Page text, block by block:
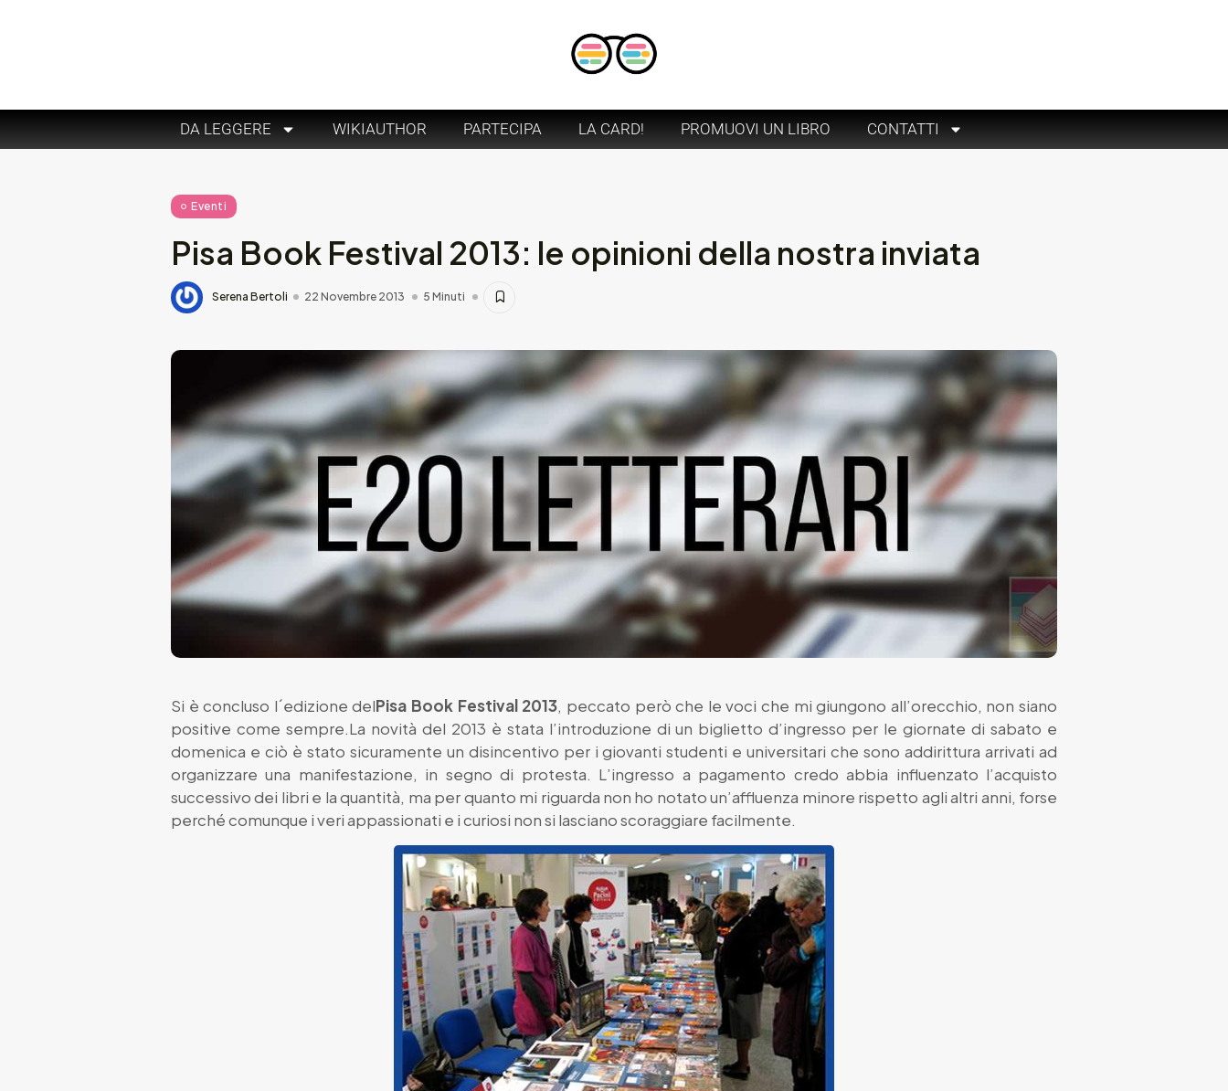
DA LEGGERE WIKIAUTHOR PARTECIPA LA CARD! PROMUOVI UN LIBRO CONTATTI
Eventi
Pisa Book Festival 2013: le opinioni della nostra inviata
Serena Bertoli 22 Novembre 2013 5 Minuti
Si è concluso l´edizione delPisa Book Festival 2013, peccato però che le voci che mi giungono all’orecchio, non siano
positive come sempre.La novità del 2013 è stata l’introduzione di un biglietto d’ingresso per le giornate di sabato e
domenica e ciò è stato sicuramente un disincentivo per i giovanti studenti e universitari che sono addirittura arrivati ad
organizzare una manifestazione, in segno di protesta. L’ingresso a pagamento credo abbia influenzato l’acquisto
successivo dei libri e la quantità, ma per quanto mi riguarda non ho notato un’affluenza minore rispetto agli altri anni, forse
perché comunque i veri appassionati e i curiosi non si lasciano scoraggiare facilmente.